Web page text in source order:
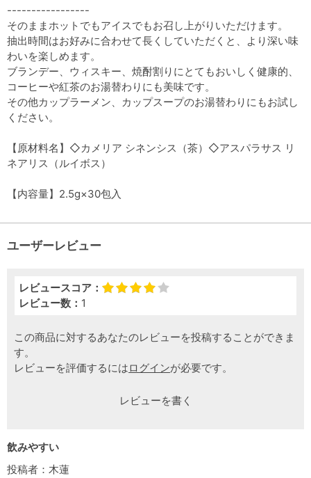
-----------------
そのままホットでもアイスでもお召し上がりいただけます。
抽出時間はお好みに合わせて長くしていただくと、より深い味
わいを楽しめます。
ブランデー、ウィスキー、焼酎割りにとてもおいしく健康的、
コーヒーや紅茶のお湯替わりにも美味です。
その他カップラーメン、カップスープのお湯替わりにもお試し
ください。
【原材料名】◇カメリア シネンシス（茶）◇アスパラサス リ
ネアリス（ルイボス）
【内容量】2.5g×30包入
ユーザーレビュー
レビュースコア：
レビュー数： 1
この商品に対するあなたのレビューを投稿することができま
す。
レビューを評価するにはログインが必要です。
レビューを書く
飲みやすい
投稿者： 木蓮